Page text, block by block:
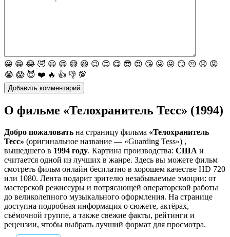
😀 😁 😂 🤣 😃 😄 😅 😆 😉 😊 😋 😎 😍 😘 😜 😝 😏 😒 😞 😡
😭 😱 😈 ❤️ 🔥 👍 👎 💯
О фильме «Телохранитель Тесс» (1994)
Добро пожаловать на страницу фильма «Телохранитель
Тесс» (оригинальное название — «Guarding Tess») ,
вышедшего в 1994 году. Картина производства: США и
считается одной из лучших в жанре. Здесь вы можете фильм
смотреть фильм онлайн бесплатно в хорошем качестве HD 720
или 1080. Лента подарит зрителю незабываемые эмоции: от
мастерской режиссуры и потрясающей операторской работы
до великолепного музыкального оформления. На странице
доступна подробная информация о сюжете, актёрах,
съёмочной группе, а также свежие факты, рейтинги и
рецензии, чтобы выбрать лучший формат для просмотра.